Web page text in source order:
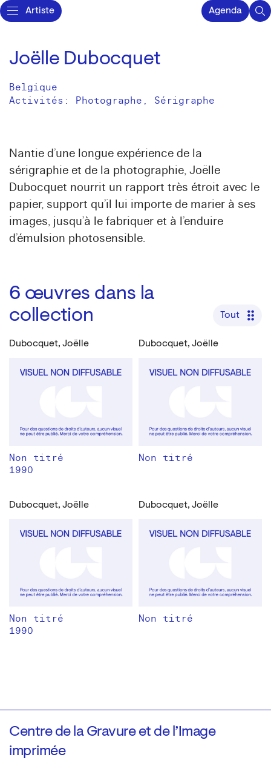
Artiste Agenda
Joëlle Dubocquet
Belgique
Activités: Photographe Sérigraphe
Nantie d’une longue expérience de la
sérigraphie et de la photographie, Joëlle
Dubocquet nourrit un rapport très étroit avec le
papier, support qu’il lui importe de marier à ses
images, jusqu’à le fabriquer et à l’enduire
d’émulsion photosensible.
6 œuvres dans la
collection
Tout
Dubocquet, Joëlle
Non titré
1990
Dubocquet, Joëlle
Non titré
Dubocquet, Joëlle
Non titré
1990
Dubocquet, Joëlle
Non titré
Centre de la Gravure et de l’Image
imprimée